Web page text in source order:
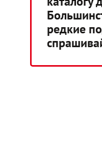
редкие